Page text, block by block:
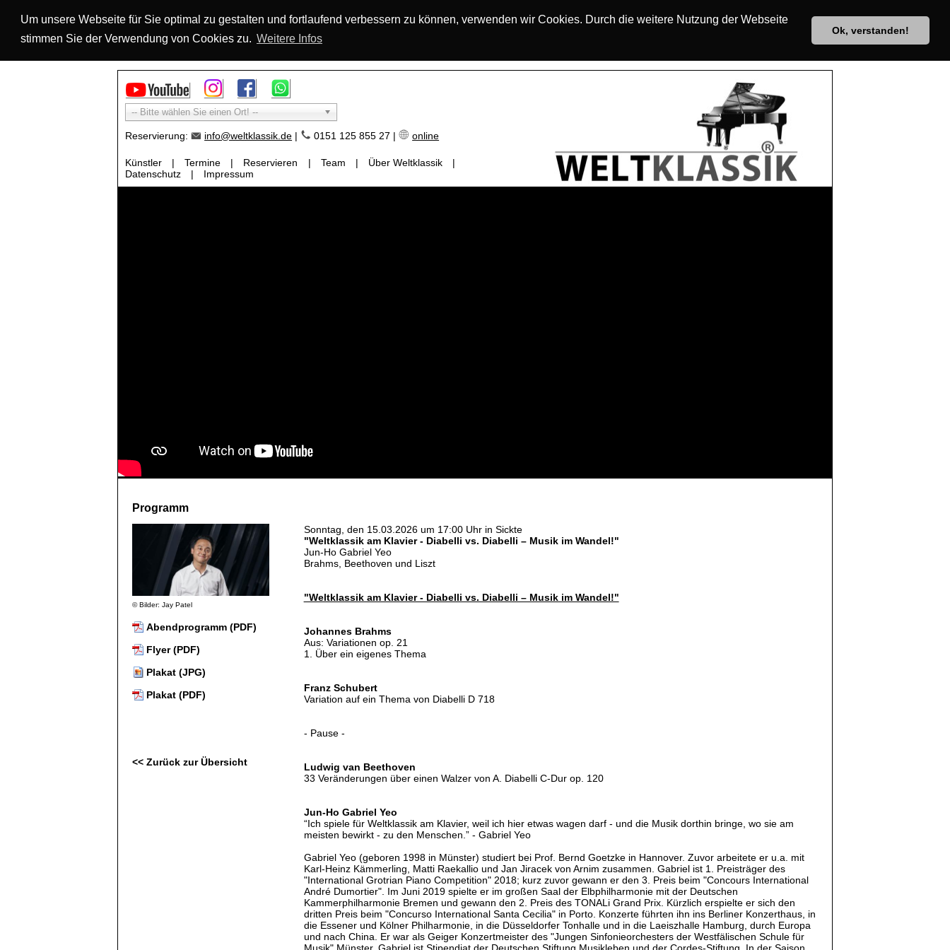
Um unsere Webseite für Sie optimal zu gestalten und fortlaufend verbessern zu können, verwenden wir Cookies. Durch die weitere Nutzung der Webseite
stimmen Sie der Verwendung von Cookies zu. Weitere Infos
Ok, verstanden!
-- Bitte wählen Sie einen Ort! --
Reservierung: info@weltklassik.de | 0151 125 855 27 | online
Künstler | Termine | Reservieren | Team | Über Weltklassik
|
Datenschutz
| Impressum
Programm
© Bilder: Jay Patel
Abendprogramm (PDF)
Flyer (PDF)
Plakat (JPG)
Plakat (PDF)
<< Zurück zur Übersicht
Sonntag, den 15.03.2026 um 17:00 Uhr in Sickte
"Weltklassik am Klavier - Diabelli vs. Diabelli – Musik im Wandel!"
Jun-Ho Gabriel Yeo
Brahms, Beethoven und Liszt
"Weltklassik am Klavier - Diabelli vs. Diabelli – Musik im Wandel!"
Johannes Brahms
Aus: Variationen op. 21
1. Über ein eigenes Thema
Franz Schubert
Variation auf ein Thema von Diabelli D 718
- Pause -
Ludwig van Beethoven
33 Veränderungen über einen Walzer von A. Diabelli C-Dur op. 120
Jun-Ho Gabriel Yeo
“Ich spiele für Weltklassik am Klavier, weil ich hier etwas wagen darf - und die Musik dorthin bringe, wo sie am
meisten bewirkt - zu den Menschen.” - Gabriel Yeo
Gabriel Yeo (geboren 1998 in Münster) studiert bei Prof. Bernd Goetzke in Hannover. Zuvor arbeitete er u.a. mit
Karl-Heinz Kämmerling, Matti Raekallio und Jan Jiracek von Arnim zusammen. Gabriel ist 1. Preisträger des
"International Grotrian Piano Competition" 2018; kurz zuvor gewann er den 3. Preis beim "Concours International
André Dumortier". Im Juni 2019 spielte er im großen Saal der Elbphilharmonie mit der Deutschen
Kammerphilharmonie Bremen und gewann den 2. Preis des TONALi Grand Prix. Kürzlich erspielte er sich den
dritten Preis beim "Concurso International Santa Cecilia" in Porto. Konzerte führten ihn ins Berliner Konzerthaus, in
die Essener und Kölner Philharmonie, in die Düsseldorfer Tonhalle und in die Laeiszhalle Hamburg, durch Europa
und nach China. Er war als Geiger Konzertmeister des "Jungen Sinfonieorchesters der Westfälischen Schule für